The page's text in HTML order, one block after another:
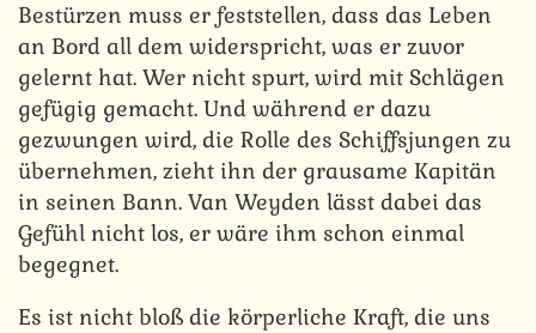
Bestürzen muss er feststellen, dass das Leben
an Bord all dem widerspricht, was er zuvor
gelernt hat. Wer nicht spurt, wird mit Schlägen
gefügig gemacht. Und während er dazu
gezwungen wird, die Rolle des Schiffsjungen zu
übernehmen, zieht ihn der grausame Kapitän
in seinen Bann. Van Weyden lässt dabei das
Gefühl nicht los, er wäre ihm schon einmal
begegnet.
Es ist nicht bloß die körperliche Kraft, die uns